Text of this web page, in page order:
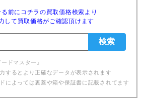
前にコチラの買取価格検索より
して買取価格がご確認頂けます
ドマスター』
するとより正確なデータが表示されます
によっては裏蓋や箱や保証書に記載されてます